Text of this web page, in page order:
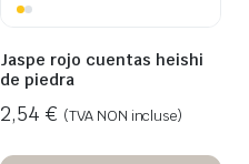
Jaspe rojo cuentas heishi
de piedra
2,54 € (TVA NON incluse)